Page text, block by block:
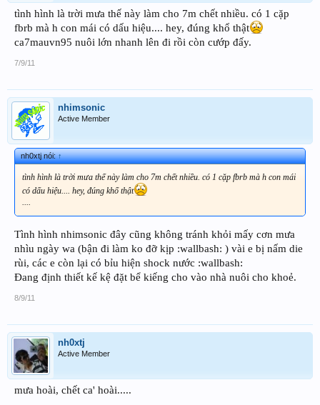
tình hình là trời mưa thế này làm cho 7m chết nhiều. có 1 cặp
fbrb mà h con mái có dấu hiệu.... hey, đúng khổ thật
ca7mauvn95 nuôi lớn nhanh lên đi rồi còn cướp đấy.
7/9/11
nhimsonic
Active Member
nh0xtj nói:↑
tình hình là trời mưa thế này làm cho 7m chết nhiều. có 1 cặp fbrb mà h con mái
có dấu hiệu.... hey, đúng khổ thật
....
Tình hình nhimsonic đây cũng không tránh khỏi mấy cơn mưa
nhìu ngày wa (bận đi làm ko đỡ kịp :wallbash: ) vài e bị nấm die
rùi, các e còn lại có bỉu hiện shock nước :wallbash:
Đang định thiết kế kệ đặt bể kiếng cho vào nhà nuôi cho khoẻ.
8/9/11
nh0xtj
Active Member
mưa hoài, chết ca' hoài.....